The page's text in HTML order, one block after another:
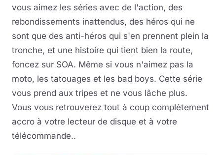
vous aimez les séries avec de l'action, des
rebondissements inattendus, des héros qui ne
sont que des anti-héros qui s'en prennent plein la
tronche, et une histoire qui tient bien la route,
foncez sur SOA. Même si vous n'aimez pas la
moto, les tatouages et les bad boys. Cette série
vous prend aux tripes et ne vous lâche plus.
Vous vous retrouverez tout à coup complètement
accro à votre lecteur de disque et à votre
télécommande..